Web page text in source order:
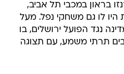
בראון במכבי תל אביב,
היו לו גם משחקי נפל. מעל
נגד הפועל ירושלים, בו
תרתי משמע, עם תצוגה